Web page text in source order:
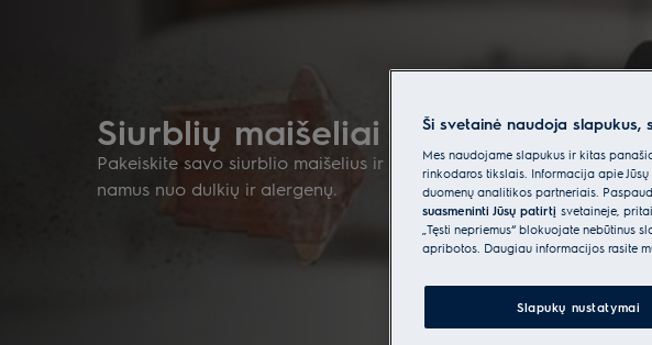
Siurblių maišeliai ir priedai
Pakeiskite savo siurblio maišelius ir filtrus. Ir toliau galėsite saugoti
namus nuo dulkių ir alergenų.
Ši svetainė naudoja slapukus,
Mes naudojame slapukus ir kitas
rinkodaros tikslais. Informacija apie
duomenų analitikos partneriais.
suasmeninti Jūsų patirtį svetainėje,
„Tęsti nepriėmus“ blokuojate nebūtinus
apribotos. Daugiau informacijos rasite
Slapukų nustatymai